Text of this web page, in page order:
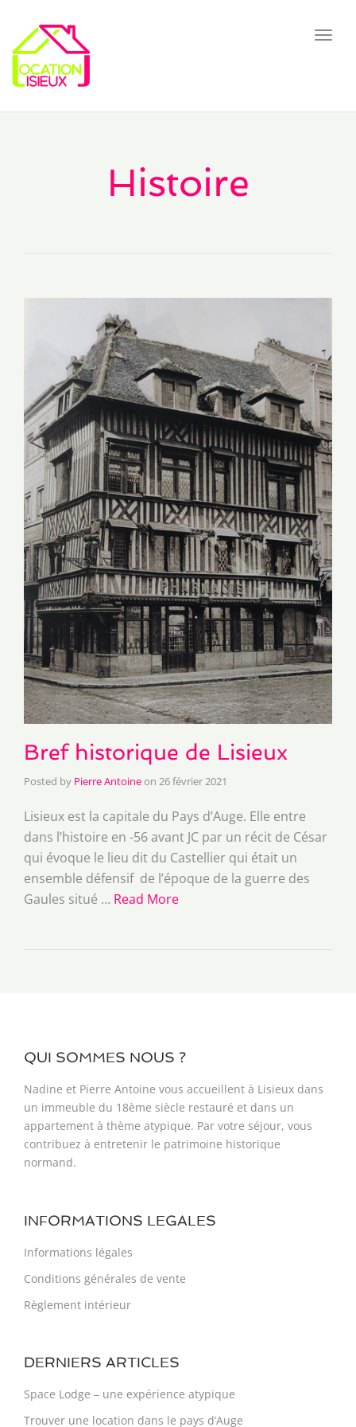
Histoire
Bref historique de Lisieux
Posted by Pierre Antoineon 26 février 2021
Lisieux est la capitale du Pays d’Auge. Elle entre
dans l’histoire en -56 avant JC par un récit de César
qui évoque le lieu dit du Castellier qui était un
ensemble défensif de l’époque de la guerre des
Gaules situé … Read More
QUI SOMMES NOUS ?
Nadine et Pierre Antoine vous accueillent à Lisieux dans
un immeuble du 18ème siècle restauré et dans un
appartement à thème atypique. Par votre séjour, vous
contribuez à entretenir le patrimoine historique
normand.
INFORMATIONS LEGALES
Informations légales
Conditions générales de vente
Règlement intérieur
DERNIERS ARTICLES
Space Lodge – une expérience atypique​
Trouver une location dans le pays d’Auge